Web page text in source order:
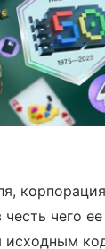
чего
исходным